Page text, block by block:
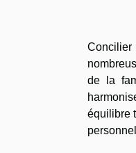
Concilier
de la
équilibre